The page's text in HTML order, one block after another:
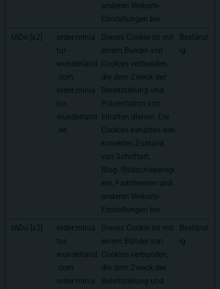
anderen Website-
Einstellungen bei.
tADe [x2]
order.minia
tur-
wunderland
.com
order.minia
tur-
wunderland
.de
Dieses Cookie ist mit
einem Bündel von
Cookies verbunden,
die dem Zweck der
Bereitstellung und
Präsentation von
Inhalten dienen. Die
Cookies behalten den
korrekten Zustand
von Schriftart,
Blog-/Bildschieberegl
ern, Farbthemen und
anderen Website-
Einstellungen bei.
Beständ
ig
tADu [x2]
order.minia
tur-
wunderland
.com
order.minia
Dieses Cookie ist mit
einem Bündel von
Cookies verbunden,
die dem Zweck der
Bereitstellung und
Beständ
ig